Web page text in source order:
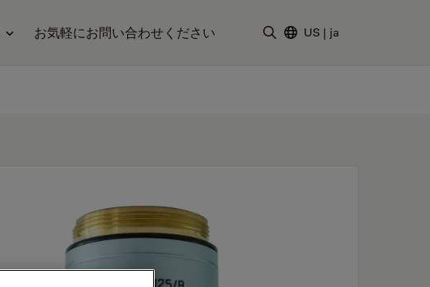
お気軽にお問い合わせください US | ja